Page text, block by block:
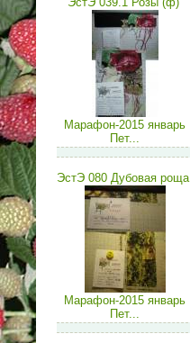
Марафон-2015 январь
Пет...
ЭстЭ 080 Дубовая роща
Марафон-2015 январь
Пет...